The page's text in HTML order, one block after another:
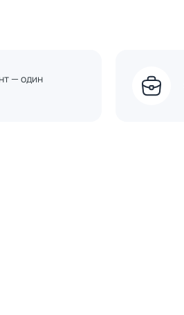
— один